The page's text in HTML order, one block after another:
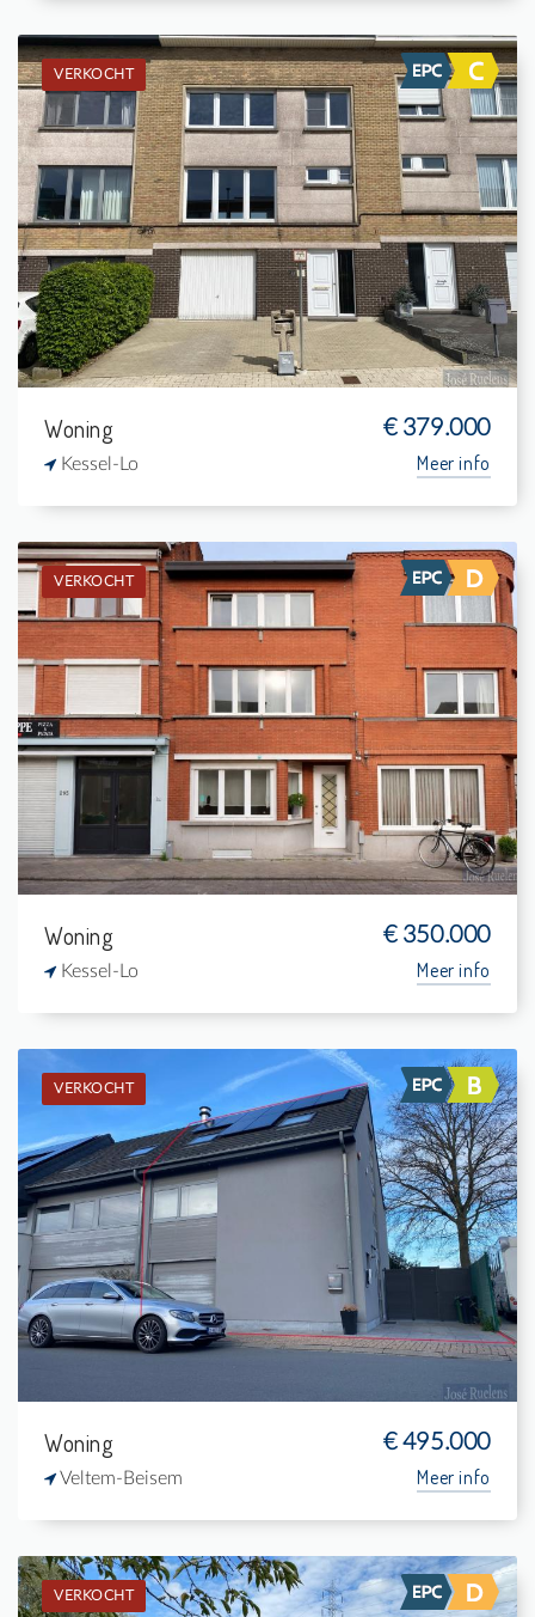
VERKOCHT
Verkocht: Bel-étage
3
-
155 m²
Woning € 379.000
Kessel-Lo Meer info
VERKOCHT
Verkocht: Eengezinswoning
-
169 m²
-
169 m²
Woning € 350.000
Kessel-Lo Meer info
VERKOCHT
Verkocht: Woning
232 m²
1
196 m²
Woning € 495.000
Veltem-Beisem Meer info
VERKOCHT